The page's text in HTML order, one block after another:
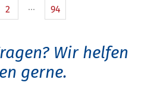
2 94
Wir helfen
gerne.